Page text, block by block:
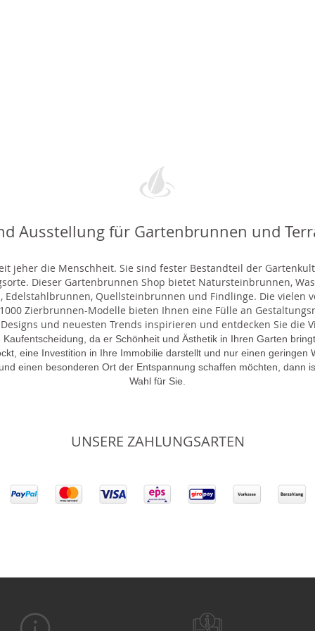
Ausstellung für Gartenbrunnen und
jeher die Menschheit. Sie sind fester Bestandteil der
Dieser Gartenbrunnen Shop bietet Natursteinbrunnen,
Quellsteinbrunnen und Findlinge. Die vielen
Zierbrunnen-Modelle bieten Ihnen eine Fülle an
und neuesten Trends inspirieren und entdecken Sie die
da er Schönheit und Ästhetik in Ihren Garten
eine Investition in Ihre Immobilie darstellt und nur einen geringen
einen besonderen Ort der Entspannung schaffen möchten, dann
Wahl für Sie.
UNSERE ZAHLUNGSARTEN